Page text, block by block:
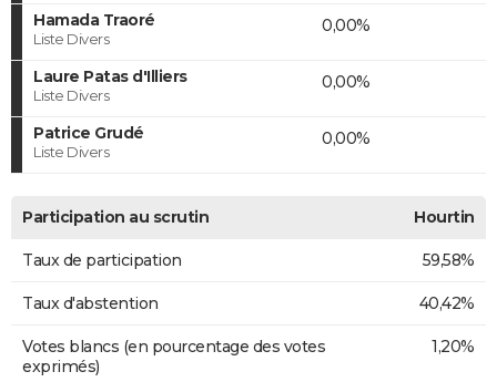
Hamada Traoré
Liste Divers
0,00%
Laure Patas d'Illiers
Liste Divers
0,00%
Patrice Grudé
Liste Divers
0,00%
Participation au scrutin Hourtin
Taux de participation 59,58%
Taux d'abstention 40,42%
Votes blancs (en pourcentage des votes
exprimés)
1,20%